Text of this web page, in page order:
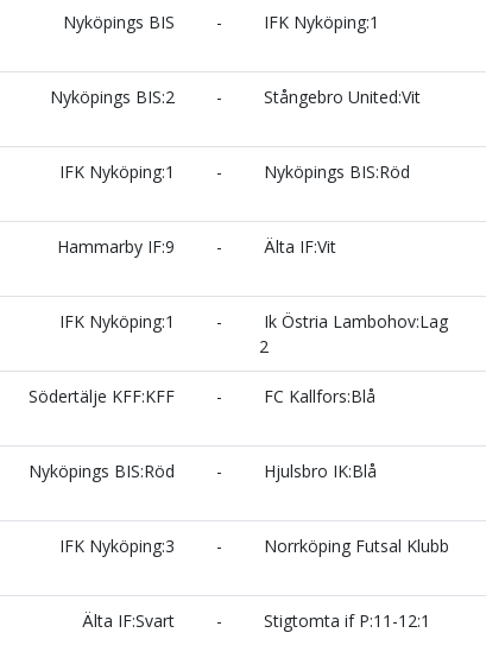
Nyköpings BIS - IFK Nyköping:1
Nyköpings BIS:2 - Stångebro United:Vit
IFK Nyköping:1 - Nyköpings BIS:Röd
Hammarby IF:9 - Älta IF:Vit
IFK Nyköping:1 -
Ik Östria Lambohov:Lag
2
Södertälje KFF:KFF - FC Kallfors:Blå
Nyköpings BIS:Röd - Hjulsbro IK:Blå
IFK Nyköping:3 - Norrköping Futsal Klubb
Älta IF:Svart - Stigtomta if P:11-12:1